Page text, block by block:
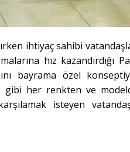
ihtiyaç sahibi
hız kazandırdığı
bayrama özel
gibi her renkten ve
isteyen